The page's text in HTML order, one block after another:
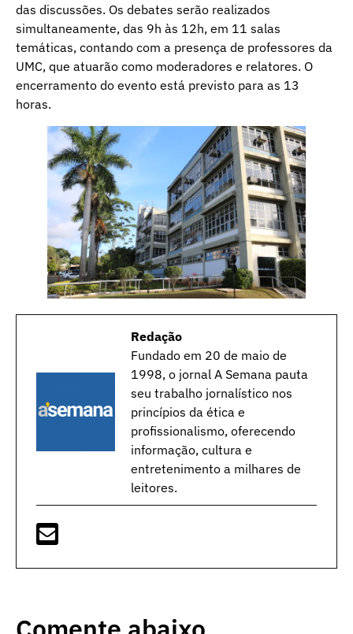
das discussões. Os debates serão realizados
simultaneamente, das 9h às 12h, em 11 salas
temáticas, contando com a presença de professores da
UMC, que atuarão como moderadores e relatores. O
encerramento do evento está previsto para as 13
horas.
Redação
Fundado em 20 de maio de
1998, o jornal A Semana pauta
seu trabalho jornalístico nos
princípios da ética e
profissionalismo, oferecendo
informação, cultura e
entretenimento a milhares de
leitores.